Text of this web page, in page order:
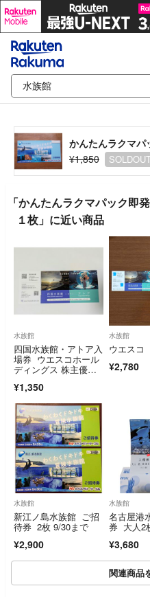
¥1,850
「かんたんラクマパック
１枚」に近い商品
水族館
四国水族館・アトア入
場券 ウエスコホール
ディングス 株主優待
¥1,350
水族館
ウエスコ
¥2,780
水族館
新江ノ島水族館 ご招
待券 2枚 9/30まで
¥2,900
水族館
名古屋港
券 大人2
¥3,680
関連商品